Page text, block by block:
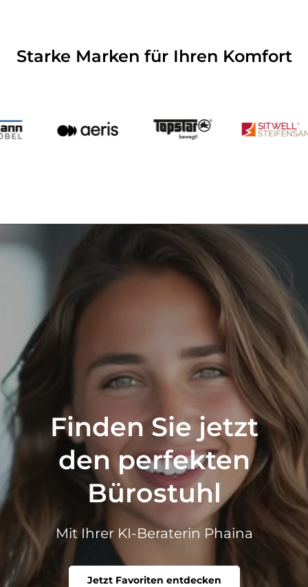
Starke Marken für Ihren Komfort
Finden Sie jetzt
den perfekten
Bürostuhl
Mit Ihrer KI-Beraterin Phaina
Jetzt Favoriten entdecken